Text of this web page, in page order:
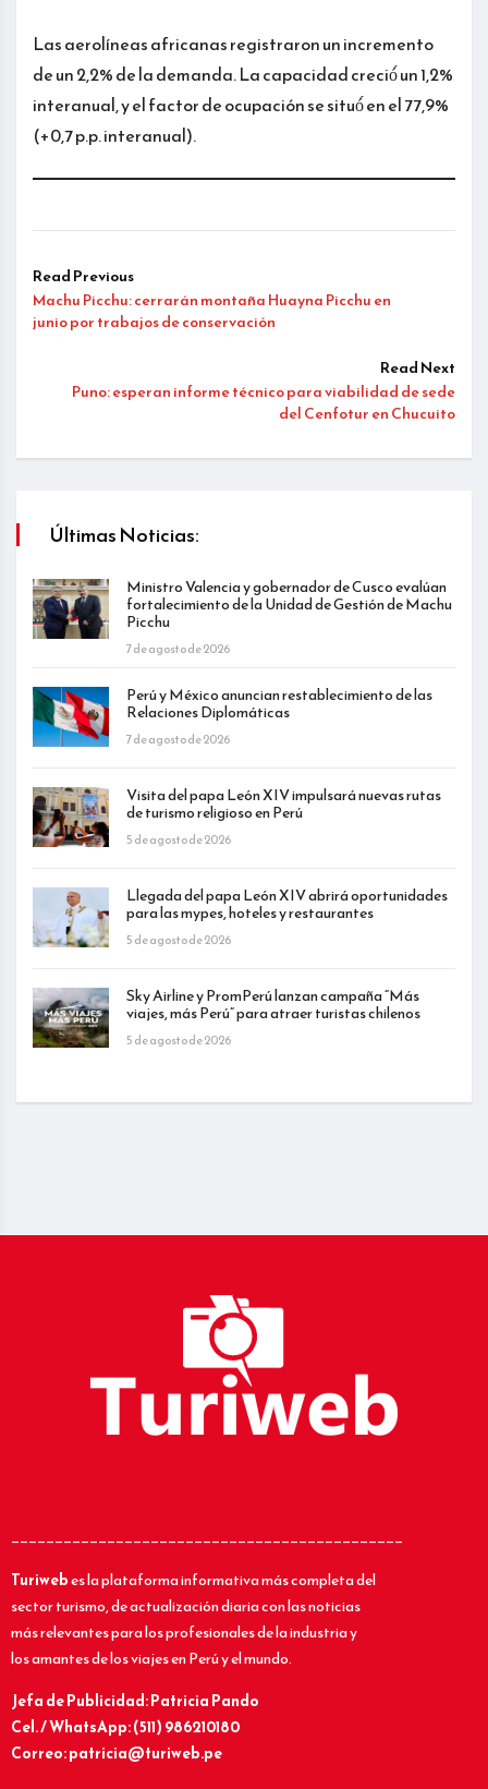
Las aerolíneas africanas registraron un incremento
de un 2,2% de la demanda. La capacidad creció́ un 1,2%
interanual, y el factor de ocupación se situó́ en el 77,9%
(+0,7 p.p. interanual).
Read Previous
Machu Picchu: cerrarán montaña Huayna Picchu en
junio por trabajos de conservación
Read Next
Puno: esperan informe técnico para viabilidad de sede
del Cenfotur en Chucuito
Últimas Noticias:
Ministro Valencia y gobernador de Cusco evalúan
fortalecimiento de la Unidad de Gestión de Machu
Picchu
7 de agosto de 2026
Perú y México anuncian restablecimiento de las
Relaciones Diplomáticas
7 de agosto de 2026
Visita del papa León XIV impulsará nuevas rutas
de turismo religioso en Perú
5 de agosto de 2026
Llegada del papa León XIV abrirá oportunidades
para las mypes, hoteles y restaurantes
5 de agosto de 2026
Sky Airline y PromPerú lanzan campaña “Más
viajes, más Perú” para atraer turistas chilenos
5 de agosto de 2026
_____________________________________________
Turiwebes la plataforma informativa más completa del
sector turismo, de actualización diaria con las noticias
más relevantes para los profesionales de la industria y
los amantes de los viajes en Perú y el mundo.
Jefa de Publicidad: Patricia Pando
Cel. / WhatsApp: (511) 986210180
Correo: patricia@turiweb.pe